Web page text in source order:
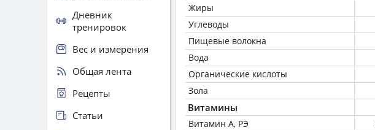
Жиры
Углеводы
Пищевые волокна
Вода
Органические кислоты
Зола
Витамины
Витамин А, РЭ
Дневник
тренировок
Вес и измерения
Общая лента
Рецепты
Статьи